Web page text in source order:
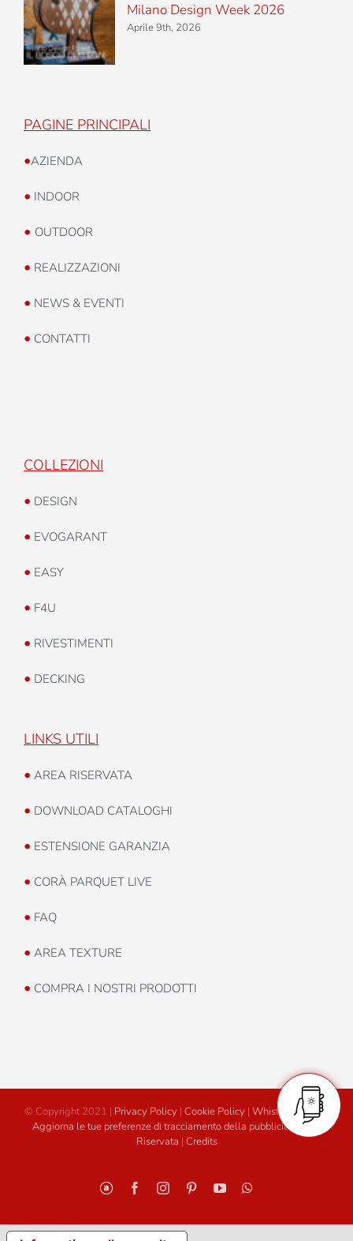
Milano Design Week 2026
Aprile 9th, 2026
PAGINE PRINCIPALI
•AZIENDA
• INDOOR
• OUTDOOR
• REALIZZAZIONI
• NEWS & EVENTI
• CONTATTI
COLLEZIONI
• DESIGN
• EVOGARANT
• EASY
• F4U
• RIVESTIMENTI
• DECKING
LINKS UTILI
• AREA RISERVATA
• DOWNLOAD CATALOGHI
• ESTENSIONE GARANZIA
• CORÀ PARQUET LIVE
• FAQ
• AREA TEXTURE
• COMPRA I NOSTRI PRODOTTI
© Copyright 2021 | Privacy Policy | Cookie Policy | Whistleblowing
Aggiorna le tue preferenze di tracciamento della pubblicità
Area
Riservata | Credits
PersonalizzatoFacebookInstagramPinterestYouTube